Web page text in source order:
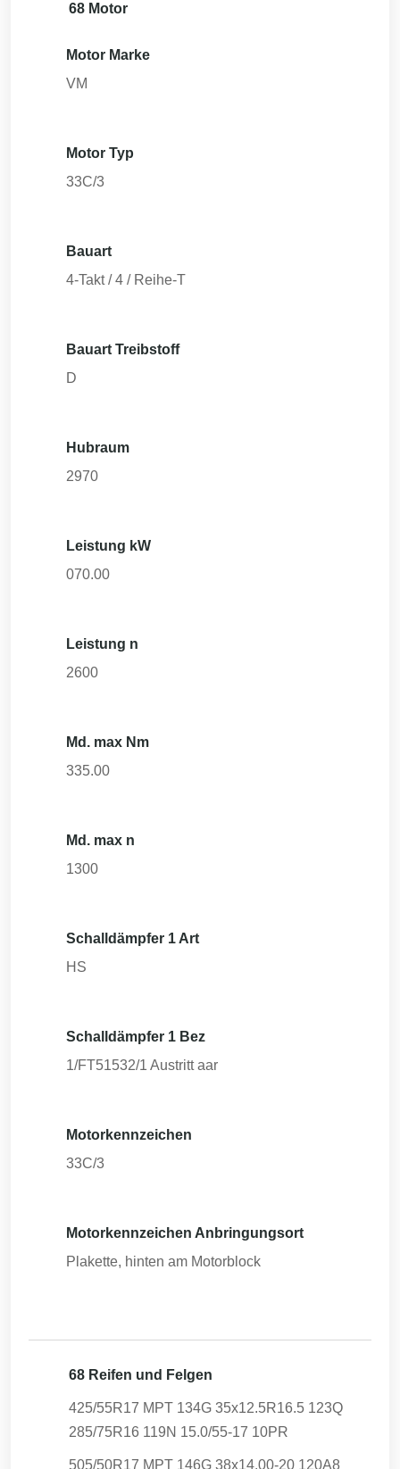
68 Motor
Motor Marke
VM
Motor Typ
33C/3
Bauart
4-Takt / 4 / Reihe-T
Bauart Treibstoff
D
Hubraum
2970
Leistung kW
070.00
Leistung n
2600
Md. max Nm
335.00
Md. max n
1300
Schalldämpfer 1 Art
HS
Schalldämpfer 1 Bez
1/FT51532/1 Austritt aar
Motorkennzeichen
33C/3
Motorkennzeichen Anbringungsort
Plakette, hinten am Motorblock
68 Reifen und Felgen
425/55R17 MPT 134G 35x12.5R16.5 123Q
285/75R16 119N 15.0/55-17 10PR
505/50R17 MPT 146G 38x14.00-20 120A8